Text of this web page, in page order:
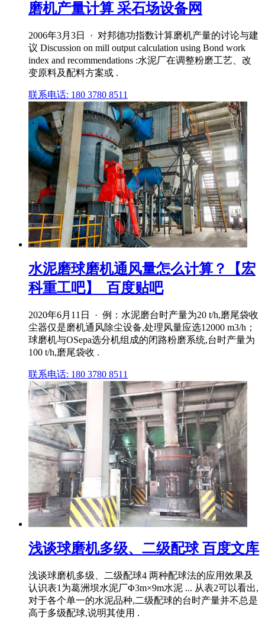
磨机产量计算 采石场设备网
2006年3月3日 · 对邦德功指数计算磨机产量的讨论与建
议 Discussion on mill output calculation using Bond work
index and recommendations :水泥厂在调整粉磨工艺、改
变原料及配料方案或 .
联系电话: 180 3780 8511
水泥磨球磨机通风量怎么计算？【宏
科重工吧】_百度贴吧
2020年6月11日 · 例：水泥磨台时产量为20 t/h,磨尾袋收
尘器仅是磨机通风除尘设备,处理风量应选12000 m3/h；
球磨机与OSepa选分机组成的闭路粉磨系统,台时产量为
100 t/h,磨尾袋收 .
联系电话: 180 3780 8511
浅谈球磨机多级、二级配球 百度文库
浅谈球磨机多级、二级配球4 两种配球法的应用效果及
认识表1为葛洲坝水泥厂Φ3m×9m水泥 ... 从表2可以看出,
对于各个单一的水泥品种,二级配球的台时产量并不总是
高于多级配球,说明其使用 .